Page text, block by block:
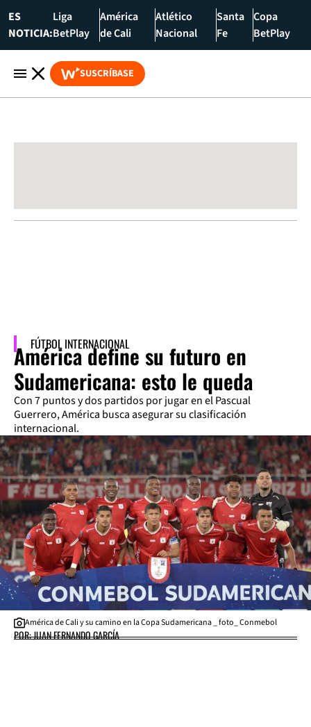
ES
NOTICIA:
Liga
BetPlay
América
de Cali
Atlético
Nacional
Santa
Fe
Copa
BetPlay
SUSCRÍBASE
FÚTBOL INTERNACIONAL
América define su futuro en
Sudamericana: esto le queda
Con 7 puntos y dos partidos por jugar en el Pascual
Guerrero, América busca asegurar su clasificación
internacional.
América de Cali y su camino en la Copa Sudamericana _ foto_ Conmebol
POR: JUAN FERNANDO GARCÍA